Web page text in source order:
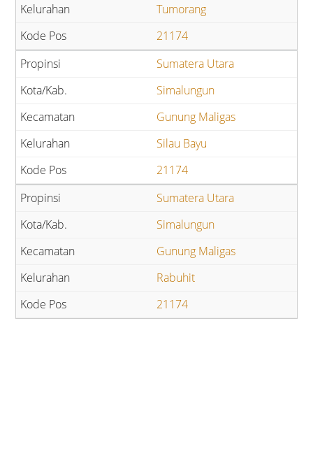
Tumorang
21174
Sumatera Utara
Simalungun
Gunung Maligas
Silau Bayu
21174
Sumatera Utara
Simalungun
Gunung Maligas
Rabuhit
21174